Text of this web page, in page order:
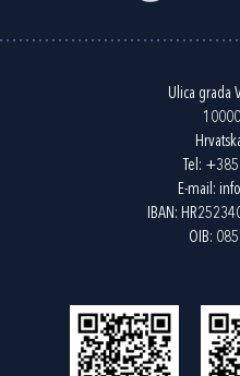
Ulica grada
Tel: +385
E-mail:
IBAN:
OIB: